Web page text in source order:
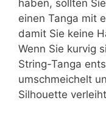
haben, sollten
einen Tanga mit
damit Sie keine
Wenn Sie kurvig
String-Tanga
umschmeichelt
Silhouette